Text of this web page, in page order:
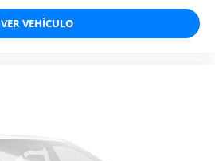
VER VEHÍCULO